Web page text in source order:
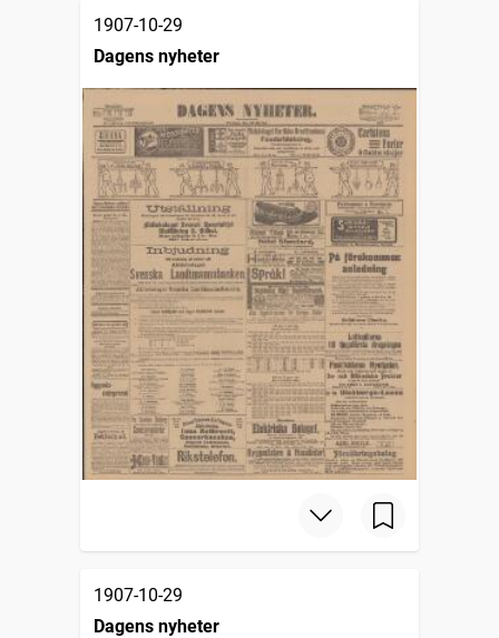
1907-10-29
Dagens nyheter
1907-10-29
Dagens nyheter